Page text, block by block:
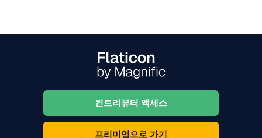
컨트리뷰터 액세스
프리미엄으로 가기